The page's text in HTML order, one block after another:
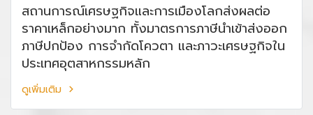
สถานการณ์เศรษฐกิจและการเมืองโลกส่งผลต่อ
ราคาเหล็กอย่างมาก ทั้งมาตรการภาษีนำเข้าส่งออก
ภาษีปกป้อง การจำกัดโควตา และภาวะเศรษฐกิจใน
ประเทศอุตสาหกรรมหลัก
ดูเพิ่มเติม